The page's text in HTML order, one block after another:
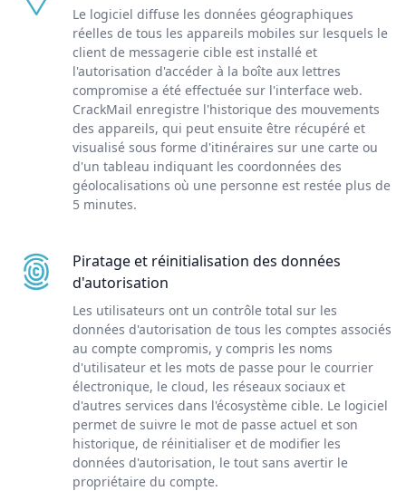
Le logiciel diffuse les données géographiques
réelles de tous les appareils mobiles sur lesquels le
client de messagerie cible est installé et
l'autorisation d'accéder à la boîte aux lettres
compromise a été effectuée sur l'interface web.
CrackMail enregistre l'historique des mouvements
des appareils, qui peut ensuite être récupéré et
visualisé sous forme d'itinéraires sur une carte ou
d'un tableau indiquant les coordonnées des
géolocalisations où une personne est restée plus de
5 minutes.
Piratage et réinitialisation des données
d'autorisation
Les utilisateurs ont un contrôle total sur les
données d'autorisation de tous les comptes associés
au compte compromis, y compris les noms
d'utilisateur et les mots de passe pour le courrier
électronique, le cloud, les réseaux sociaux et
d'autres services dans l'écosystème cible. Le logiciel
permet de suivre le mot de passe actuel et son
historique, de réinitialiser et de modifier les
données d'autorisation, le tout sans avertir le
propriétaire du compte.